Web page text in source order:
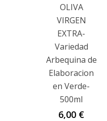
OLIVA
VIRGEN
EXTRA-
Variedad
Arbequina de
Elaboracion
en Verde-
500ml
6,00 €